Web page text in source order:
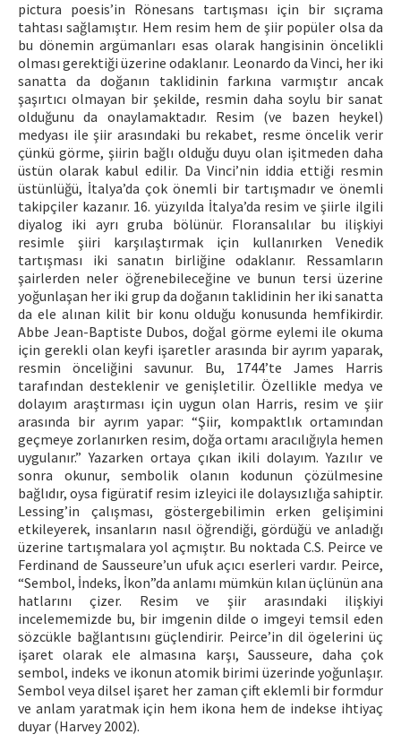
pictura poesis’in Rönesans tartışması için bir sıçrama
tahtası sağlamıştır. Hem resim hem de şiir popüler olsa da
bu dönemin argümanları esas olarak hangisinin öncelikli
olması gerektiği üzerine odaklanır. Leonardo da Vinci, her iki
sanatta da doğanın taklidinin farkına varmıştır ancak
şaşırtıcı olmayan bir şekilde, resmin daha soylu bir sanat
olduğunu da onaylamaktadır. Resim (ve bazen heykel)
medyası ile şiir arasındaki bu rekabet, resme öncelik verir
çünkü görme, şiirin bağlı olduğu duyu olan işitmeden daha
üstün olarak kabul edilir. Da Vinci’nin iddia ettiği resmin
üstünlüğü, İtalya’da çok önemli bir tartışmadır ve önemli
takipçiler kazanır. 16. yüzyılda İtalya’da resim ve şiirle ilgili
diyalog iki ayrı gruba bölünür. Floransalılar bu ilişkiyi
resimle şiiri karşılaştırmak için kullanırken Venedik
tartışması iki sanatın birliğine odaklanır. Ressamların
şairlerden neler öğrenebileceğine ve bunun tersi üzerine
yoğunlaşan her iki grup da doğanın taklidinin her iki sanatta
da ele alınan kilit bir konu olduğu konusunda hemfikirdir.
Abbe Jean-Baptiste Dubos, doğal görme eylemi ile okuma
için gerekli olan keyfi işaretler arasında bir ayrım yaparak,
resmin önceliğini savunur. Bu, 1744’te James Harris
tarafından desteklenir ve genişletilir. Özellikle medya ve
dolayım araştırması için uygun olan Harris, resim ve şiir
arasında bir ayrım yapar: “Şiir, kompaktlık ortamından
geçmeye zorlanırken resim, doğa ortamı aracılığıyla hemen
uygulanır.” Yazarken ortaya çıkan ikili dolayım. Yazılır ve
sonra okunur, sembolik olanın kodunun çözülmesine
bağlıdır, oysa figüratif resim izleyici ile dolaysızlığa sahiptir.
Lessing’in çalışması, göstergebilimin erken gelişimini
etkileyerek, insanların nasıl öğrendiği, gördüğü ve anladığı
üzerine tartışmalara yol açmıştır. Bu noktada C.S. Peirce ve
Ferdinand de Sausseure’un ufuk açıcı eserleri vardır. Peirce,
“Sembol, İndeks, İkon”da anlamı mümkün kılan üçlünün ana
hatlarını çizer. Resim ve şiir arasındaki ilişkiyi
incelememizde bu, bir imgenin dilde o imgeyi temsil eden
sözcükle bağlantısını güçlendirir. Peirce’in dil ögelerini üç
işaret olarak ele almasına karşı, Sausseure, daha çok
sembol, indeks ve ikonun atomik birimi üzerinde yoğunlaşır.
Sembol veya dilsel işaret her zaman çift eklemli bir formdur
ve anlam yaratmak için hem ikona hem de indekse ihtiyaç
duyar (Harvey 2002).